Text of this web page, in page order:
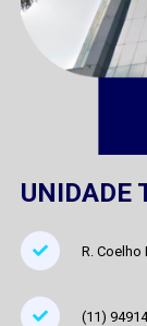
UNIDADE
R. Coelho
(11)